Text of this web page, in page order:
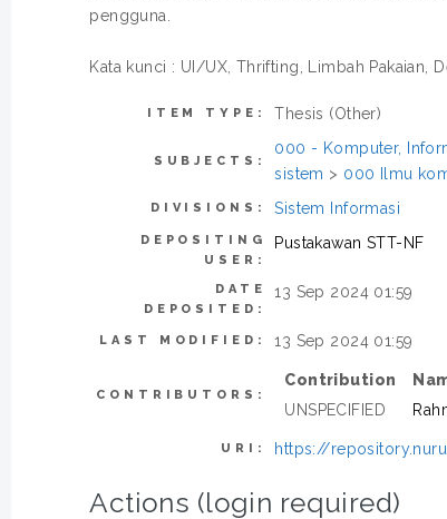
pengguna.
Kata kunci : UI/UX, Thrifting, Limbah Pakaian,
ITEM TYPE: Thesis (Other)
SUBJECTS:
000 - Komputer,
sistem > 000 Ilmu
DIVISIONS: Sistem Informasi
DEPOSITING
USER:
Pustakawan STT-NF
DATE
DEPOSITED:
13 Sep 2024 01:59
LAST MODIFIED: 13 Sep 2024 01:59
CONTRIBUTORS:
Contribution
UNSPECIFIED
URI: https://
Actions (login required)